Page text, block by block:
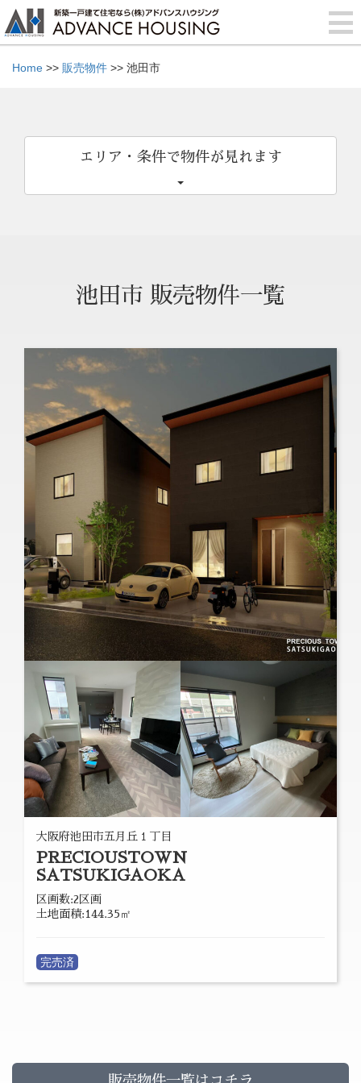
Home >> 販売物件 >> 池田市
エリア・条件で物件が見れます
池田市 販売物件一覧
大阪府池田市五月丘１丁目
PRECIOUSTOWN
SATSUKIGAOKA
区画数:2区画
土地面積:144.35㎡
完売済